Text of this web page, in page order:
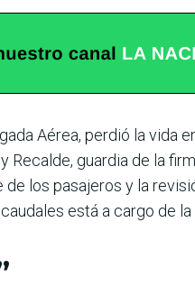
Aérea, perdió la
guardia de la
los pasajeros y la
está a cargo de la